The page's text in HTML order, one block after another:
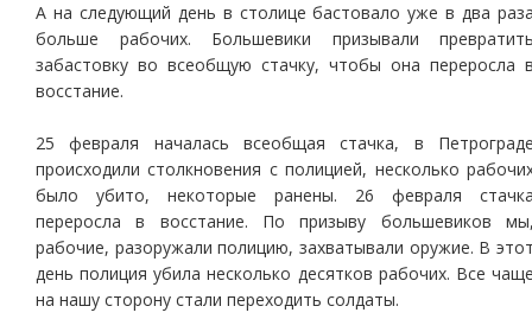
А на следующий день в столице бастовало уже в два
больше рабочих. Большевики призывали
забастовку во всеобщую стачку, чтобы она переросла
восстание.
25 февраля началась всеобщая стачка, в
происходили столкновения с полицией, несколько
было убито, некоторые ранены. 26 февраля
переросла в восстание. По призыву большевиков
рабочие, разоружали полицию, захватывали оружие. В
день полиция убила несколько десятков рабочих. Все
на нашу сторону стали переходить солдаты.